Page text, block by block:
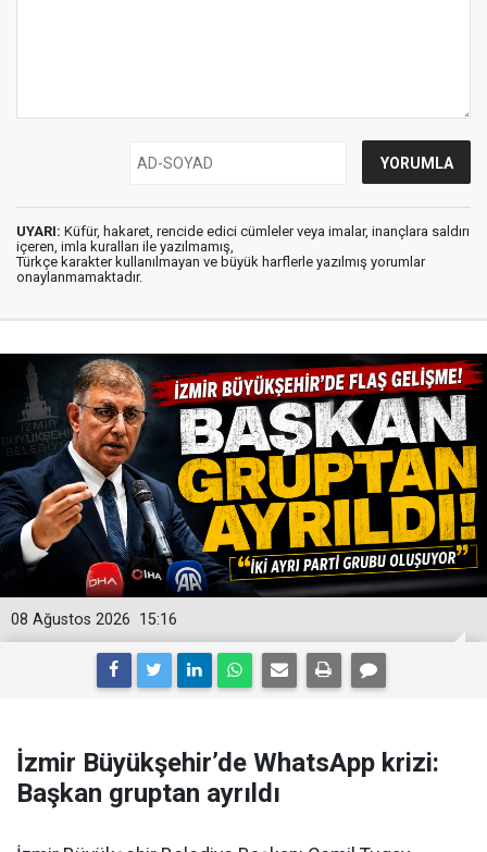
UYARI: Küfür, hakaret, rencide edici cümleler veya imalar, inançlara saldırı
içeren, imla kuralları ile yazılmamış,
Türkçe karakter kullanılmayan ve büyük harflerle yazılmış yorumlar
onaylanmamaktadır.
15:16
08 Ağustos 2026
İzmir Büyükşehir’de WhatsApp krizi:
Başkan gruptan ayrıldı